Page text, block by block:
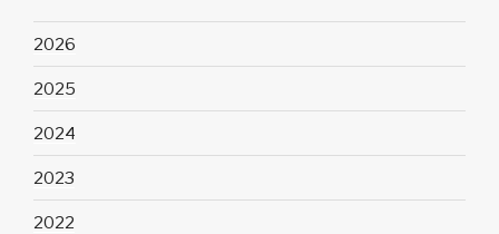
2026
2025
2024
2023
2022